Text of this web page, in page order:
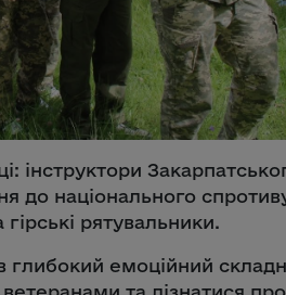
інструктори
до національного
гірські рятувальники.
глибокий емоційний
та дізнатися про